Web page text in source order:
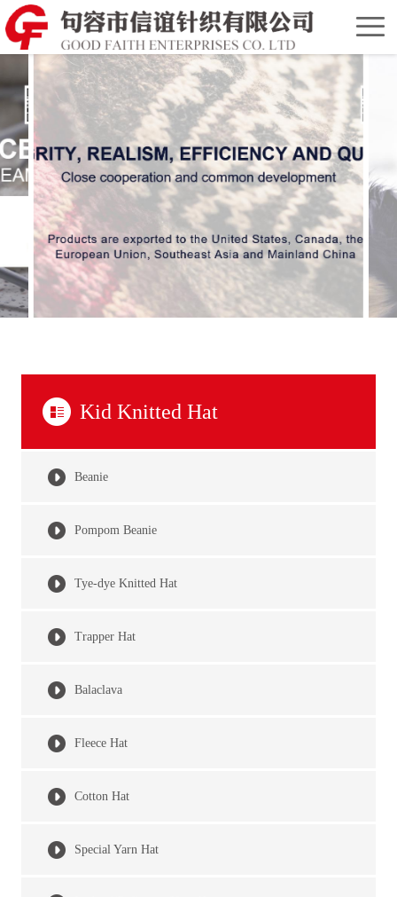
Home
Chinese
Version
Kid Knitted Hat
Beanie
Pompom Beanie
Tye-dye Knitted Hat
Trapper Hat
Balaclava
Fleece Hat
Cotton Hat
Special Yarn Hat